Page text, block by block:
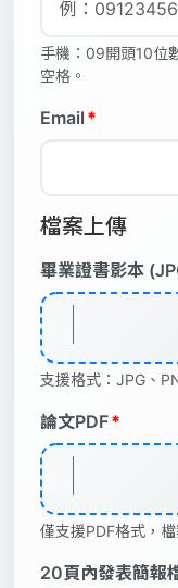
手機：09開頭10位
空格。
Email *
檔案上傳
畢業證書影本
支援格式：JPG、
論文PDF*
僅支援PDF格式，
20頁內發表簡報